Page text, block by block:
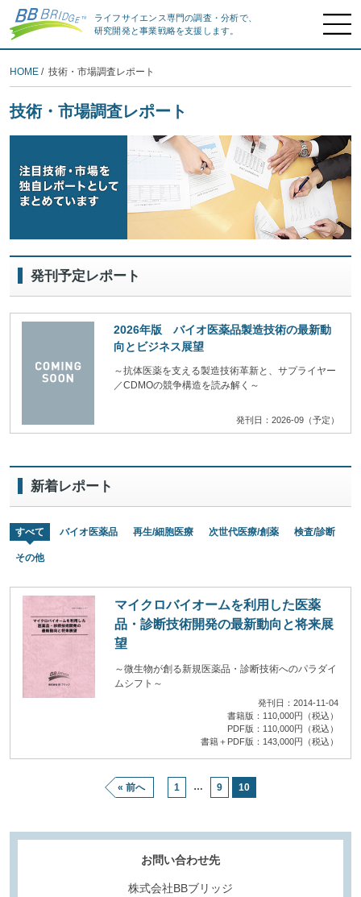
ライフサイエンス専門の調査・分析で、
研究開発と事業戦略を支援します。
HOME / 技術・市場調査レポート
技術・市場調査レポート
発刊予定レポート
2026年版 バイオ医薬品製造技術の最新動
向とビジネス展望
～抗体医薬を支える製造技術革新と、サプライヤー
／CDMOの競争構造を読み解く～
発刊日：2026-09（予定）
新着レポート
すべて バイオ医薬品 再生/細胞医療 次世代医療/創薬 検査/診断
その他
マイクロバイオームを利用した医薬
品・診断技術開発の最新動向と将来展
望
～微生物が創る新規医薬品・診断技術へのパラダイ
ムシフト～
発刊日：2014-11-04
書籍版：110,000円（税込）
PDF版：110,000円（税込）
書籍＋PDF版：143,000円（税込）
« 前へ 1 … 9 10
お問い合わせ先
株式会社BBブリッジ